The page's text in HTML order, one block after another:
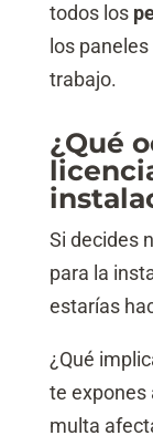
todos los
los
trabajo.
¿Qué
Si decides
para la
estarías
¿Qué
te expones
multa